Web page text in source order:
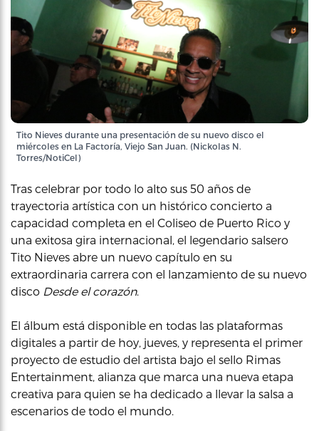
Tito Nieves durante una presentación de su nuevo disco el
miércoles en La Factoría, Viejo San Juan. (Nickolas N.
Torres/NotiCel)
Tras celebrar por todo lo alto sus 50 años de
trayectoria artística con un histórico concierto a
capacidad completa en el Coliseo de Puerto Rico y
una exitosa gira internacional, el legendario salsero
Tito Nieves abre un nuevo capítulo en su
extraordinaria carrera con el lanzamiento de su nuevo
disco Desde el corazón.
El álbum está disponible en todas las plataformas
digitales a partir de hoy, jueves, y representa el primer
proyecto de estudio del artista bajo el sello Rimas
Entertainment, alianza que marca una nueva etapa
creativa para quien se ha dedicado a llevar la salsa a
escenarios de todo el mundo.